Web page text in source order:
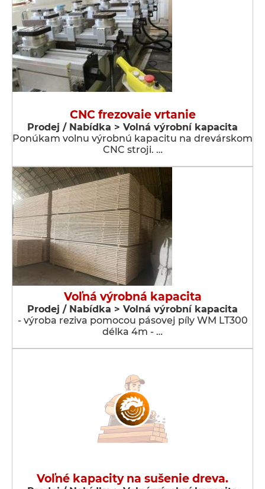
CNC frezovaie vrtanie
Prodej / Nabídka > Volná výrobní kapacita
Ponúkam volnu výrobnú kapacitu na drevárskom
CNC stroji. …
Voľná výrobná kapacita
Prodej / Nabídka > Volná výrobní kapacita
- výroba reziva pomocou pásovej píly WM LT300
délka 4m - …
Voľné kapacity na sušenie dreva.